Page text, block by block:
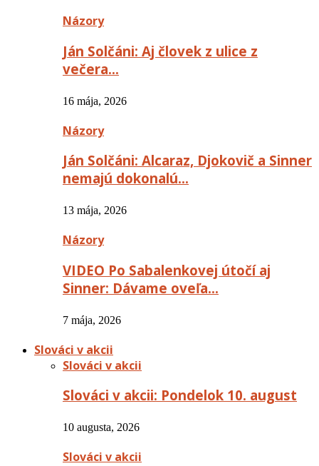
Názory
Ján Solčáni: Aj človek z ulice z
večera…
16 mája, 2026
Názory
Ján Solčáni: Alcaraz, Djokovič a Sinner
nemajú dokonalú…
13 mája, 2026
Názory
VIDEO Po Sabalenkovej útočí aj
Sinner: Dávame oveľa…
7 mája, 2026
Slováci v akcii
Slováci v akcii
Slováci v akcii: Pondelok 10. august
10 augusta, 2026
Slováci v akcii